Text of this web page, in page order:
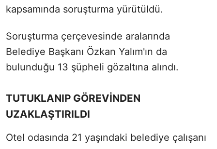
kapsamında soruşturma yürütüldü.
Soruşturma çerçevesinde aralarında
Belediye Başkanı Özkan Yalım'ın da
bulunduğu 13 şüpheli gözaltına alındı.
TUTUKLANIP GÖREVİNDEN
UZAKLAŞTIRILDI
Otel odasında 21 yaşındaki belediye çalışanı